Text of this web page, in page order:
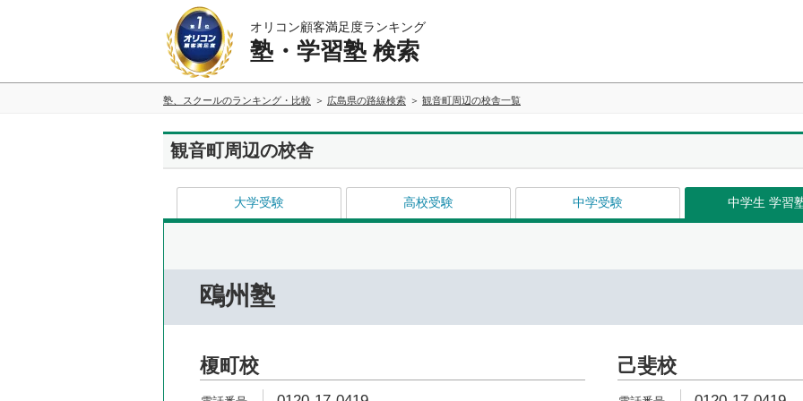
オリコン顧客満足度ランキング
塾・学習塾 検索
塾、スクールのランキング・比較 広島県の路線検索 観音町周辺の校舎一覧
観音町周辺の校舎
大学受験 高校受験 中学受験 中学生 学習
鴎州塾
榎町校 己斐校